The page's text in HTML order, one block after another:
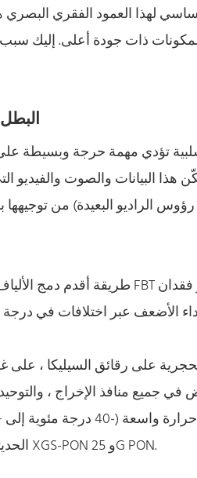
تؤدي مهمة حرجة وبسيطة
الأضعف عبر اختلافات في
للبنية الحديثة لشبكة البصرية السلبية (PON) الحديثة مثل XGS-PON و 25G PON.